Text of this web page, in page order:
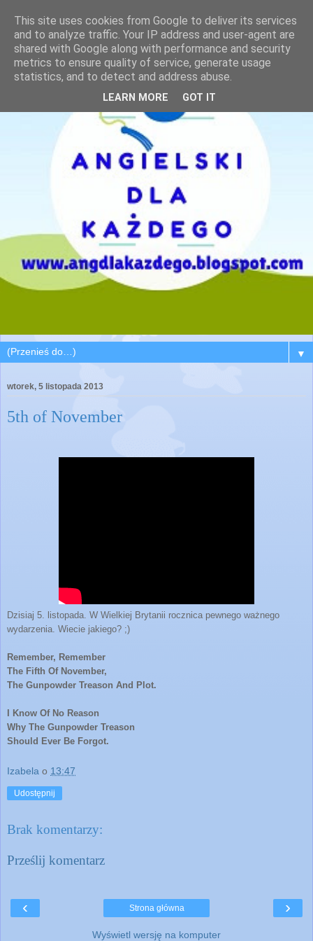
▼
wtorek, 5 listopada 2013
5th of November
Dzisiaj 5. listopada. W Wielkiej Brytanii rocznica pewnego ważnego
wydarzenia. Wiecie jakiego? ;)
Remember, Remember
The Fifth Of November,
The Gunpowder Treason And Plot.
I Know Of No Reason
Why The Gunpowder Treason
Should Ever Be Forgot.
Izabela o 13:47
Udostępnij
Brak komentarzy:
Prześlij komentarz
‹ ›
Strona główna
Wyświetl wersję na komputer
This site uses cookies from Google to deliver its services
and to analyze traffic. Your IP address and user-agent are
shared with Google along with performance and security
metrics to ensure quality of service, generate usage
statistics, and to detect and address abuse.
LEARN MORE GOT IT